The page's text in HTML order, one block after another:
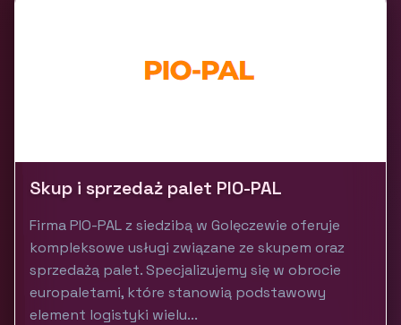
Skup i sprzedaż palet PIO-PAL
Firma PIO-PAL z siedzibą w Golęczewie oferuje
kompleksowe usługi związane ze skupem oraz
sprzedażą palet. Specjalizujemy się w obrocie
europaletami, które stanowią podstawowy
element logistyki wielu...